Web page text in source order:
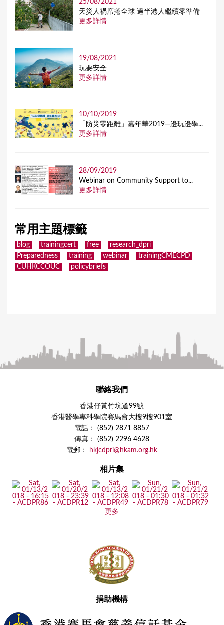
25/08/2021
天災人禍席捲全球 過半港人繼續零準備
更多詳情
19/08/2021
玩要安全
更多詳情
10/10/2019
「防災零距離」嘉年華2019—邊玩邊學...
更多詳情
28/09/2019
Webinar on Community Support to...
更多詳情
常用主題標籤
blog trainingcert free
research_dpri
Preparedness
training webinar
trainingCMECPD
CUHKCCOUC
policybriefs
聯絡我們
香港仔黃竹坑道99號
香港醫學專科學院賽馬會大樓9樓901室
電話： (852) 2871 8857
傳真： (852) 2296 4628
電郵：
hkjcdpri@hkam.org.hk
相片集
更多
捐助機構